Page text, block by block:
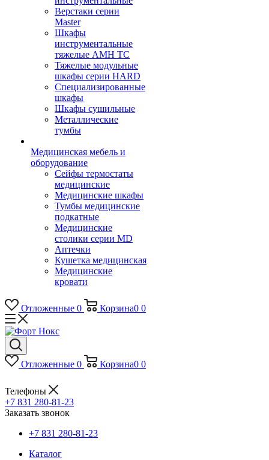
Верстаки серии
Master
Шкафы
инструментальные
тяжелые AMH TC
Тяжелые модульные
шкафы серии HARD
Cпециализированные
шкафы
Шкафы сушильные
Металлические
тумбы
Медицинская мебель и
оборудование
Сейфы термостаты
медицинские
Медицинские шкафы
Тумбы медицинские
подкатные
Медицинские
столики серии MD
Аптечки
Кушетка медицинская
Медицинские
кровати
Отложенные 0 Корзина0 0
Отложенные 0 Корзина0 0
Телефоны
+7 831 280-81-23
Заказать звонок
+7 831 280-81-23
Каталог